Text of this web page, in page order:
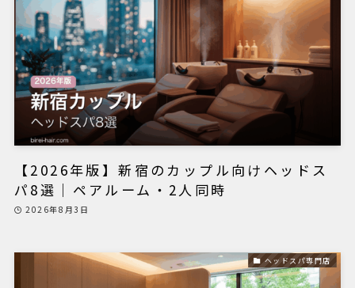
【2026年版】新宿のカップル向けヘッドス
パ8選｜ペアルーム・2人同時
2026年8月3日
ヘッドスパ専門店